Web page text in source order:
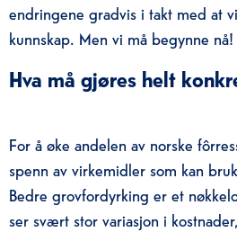
endringene gradvis i takt med at
kunnskap. Men vi må begynne nå!
Hva må gjøres helt
For å øke andelen av norske
spenn av virkemidler som kan
Bedre grovfordyrking er et
ser svært stor variasjon i